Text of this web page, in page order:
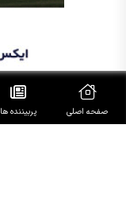
صفحه اصلی پربیننده ها